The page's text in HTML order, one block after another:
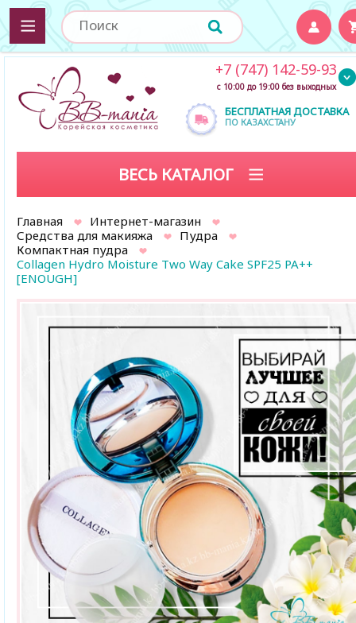
БЕСПЛАТНАЯ ДОСТАВКА
ПО КАЗАХСТАНУ
+7 (747) 142-59-93
с 10:00 до 19:00 без выходных
ВЕСЬ КАТАЛОГ
Главная
Интернет-магазин
Средства для макияжа
Пудра
Компактная пудра
Collagen Hydro Moisture Two Way Cake SPF25 PA++
[ENOUGH]